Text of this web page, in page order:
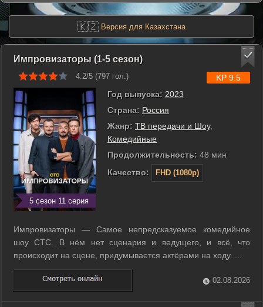
🇰🇿 Версия для Казахстана
Импровизаторы (1-5 сезон)
4.2/5 (797 гол.)
5 сезон 11 серия
Год выпуска: 2023
Страна: Россия
Жанр: ТВ передачи и Шоу,
Комедийные
Продолжительность: 48 мин
Качество:
FHD (1080p)
KP 9.5
Импровизаторы — Самое непредсказуемое комедийное
шоу СТС. В нём нет сценария и ведущего, и всё, что
происходит на сцене, придумывается актёрами на ходу. ...
02.08.2026